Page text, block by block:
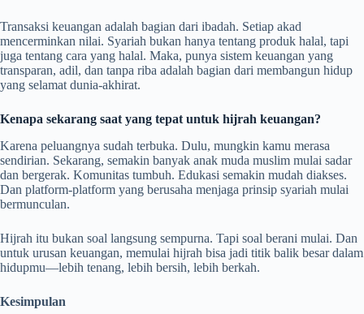
Transaksi keuangan adalah bagian dari ibadah. Setiap akad
mencerminkan nilai. Syariah bukan hanya tentang produk halal, tapi
juga tentang cara yang halal. Maka, punya sistem keuangan yang
transparan, adil, dan tanpa riba adalah bagian dari membangun hidup
yang selamat dunia-akhirat.
Kenapa sekarang saat yang tepat untuk hijrah keuangan?
Karena peluangnya sudah terbuka. Dulu, mungkin kamu merasa
sendirian. Sekarang, semakin banyak anak muda muslim mulai sadar
dan bergerak. Komunitas tumbuh. Edukasi semakin mudah diakses.
Dan platform-platform yang berusaha menjaga prinsip syariah mulai
bermunculan.
Hijrah itu bukan soal langsung sempurna. Tapi soal berani mulai. Dan
untuk urusan keuangan, memulai hijrah bisa jadi titik balik besar dalam
hidupmu—lebih tenang, lebih bersih, lebih berkah.
Kesimpulan